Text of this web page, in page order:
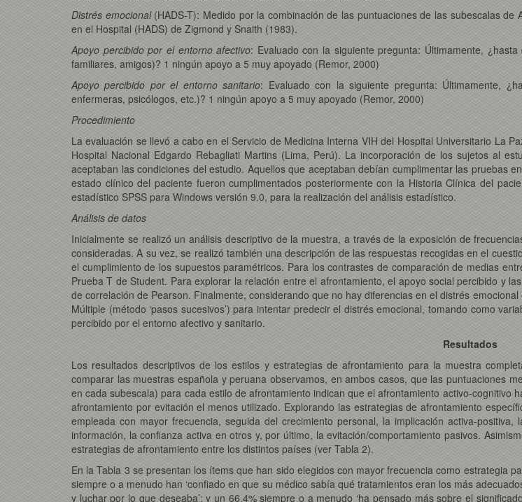
Distrés emocional(HADS-T): Medido por la combinación de las puntuaciones de las subescalas
en el Hospital (HADS) de Zigmond y Snaith (1983).
Apoyo percibido por el entorno afectivo: Evaluado con la siguiente pregunta: Últimamente,
familiares, amigos)? 1 ningún apoyo a 5 muy apoyado (Remor, 2000)
Apoyo percibido por el entorno sanitario: Evaluado con la siguiente pregunta: Últimamente,
enfermeras, psicólogos, etc.)? 1 ningún apoyo a 5 muy apoyado (Remor, 2000)
Procedimiento
La evaluación se llevó a cabo en el Servicio de Medicina Interna VIH del Hospital Universitario La
Hospital Nacional Edgardo Rebagliati Martins (Lima, Perú). La incorporación de los sujetos al
aceptaban las condiciones del estudio. Aquellos que aceptaban debían cumplimentar las pruebas
estado clínico del paciente fueron cumplimentados posteriormente con la Historia Clínica del
estadístico SPSS para Windows versión 9.0, para la realización del análisis estadístico.
Análisis de datos
Inicialmente se realizó un análisis descriptivo de la muestra, a través de la exposición de
consideradas. A su vez, se realizó también una descripción de las respuestas recogidas en el
el cumplimiento de los supuestos paramétricos. Para los contrastes de comparación de medias
Prueba T de Student. Para explorar la relación entre el afrontamiento, el apoyo social percibido y
de correlación de Pearson. Finalmente, considerando que no hay diferencias en el distrés
Múltiple (método ‘pasos sucesivos’) para intentar predecir el distrés emocional, tomando como
percibido por el entorno afectivo y sanitario.
Resultados
Los resultados descriptivos de los estilos y estrategias de afrontamiento para la muestra
comparar las muestras española y peruana observamos, en ambos casos, que las puntuaciones
en cada subescala) para cada estilo de afrontamiento indican que el afrontamiento activo-
afrontamiento por evitación el menos utilizado. Explorando las estrategias de afrontamiento
empleada con mayor frecuencia, seguida del crecimiento personal, la implicación activa-
información, la confianza activa en otros y, por último, la evitación/comportamiento pasivos.
estrategias de afrontamiento entre los distintos países (ver Tabla 2).
En la Tabla 3 se presentan los ítems que han sido elegidos con mayor frecuencia como estrategia
siempre o a menudo han ‘confiado en que su médico sabía qué tratamientos eran los más
y luchar por lo que deseaba’; y un 66,4% siempre o a menudo ‘ha pensado más sobre el